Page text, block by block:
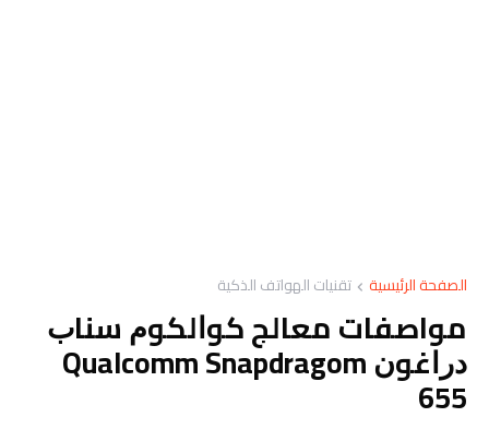
الصفحة الرئيسية تقنيات الهواتف الذكية
مواصفات معالج ﻛﻮﺍﻟﻜﻮﻡ ﺳﻨﺎﺏ
ﺩﺭﺍﻏﻮﻥ Qualcomm Snapdragom
655